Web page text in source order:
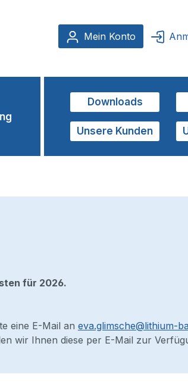
Mein Konto
Downloads
Unsere Kunden
für 2026.
eine E-Mail an eva.glimsche@lithium-
wir Ihnen diese per E-Mail zur